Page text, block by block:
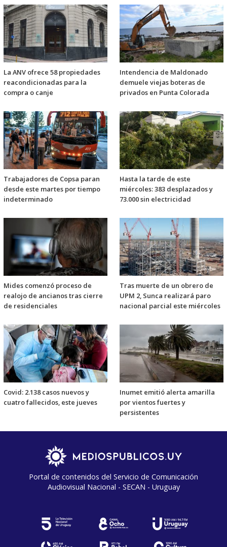
La ANV ofrece 58 propiedades
reacondicionadas para la
compra o canje
Intendencia de Maldonado
demuele viejas boteras de
privados en Punta Colorada
Trabajadores de Copsa paran
desde este martes por tiempo
indeterminado
Hasta la tarde de este
miércoles: 383 desplazados y
73.000 sin electricidad
Mides comenzó proceso de
realojo de ancianos tras cierre
de residenciales
Tras muerte de un obrero de
UPM 2, Sunca realizará paro
nacional parcial este miércoles
Covid: 2.138 casos nuevos y
cuatro fallecidos, este jueves
Inumet emitió alerta amarilla
por vientos fuertes y
persistentes
Portal de contenidos del Servicio de Comunicación
Audiovisual Nacional - SECAN - Uruguay